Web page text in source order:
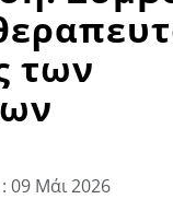
των
09 Μάι 2026